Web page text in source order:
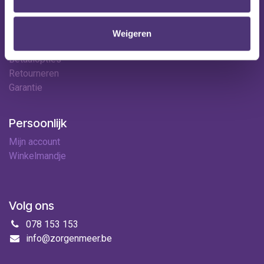
Weigeren
Hulp & contact
Betaalopties
Retourneren
Garantie
Persoonlijk
Mijn account
Winkelmandje
Volg ons
078 153 153
info@zorgenmeer.be